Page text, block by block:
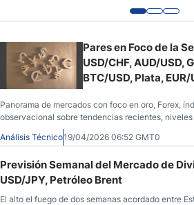
Pares en Foco de la
USD/CHF, AUD/USD,
BTC/USD, Plata, EUR/
Panorama de mercados con foco en oro, Forex,
observacional sobre tendencias recientes,
influyen en el comportamiento actual.
Análisis Técnico19/04/2026 06:52 GMT0
Previsión Semanal del Mercado de
USD/JPY, Petróleo Brent
El alto el fuego de dos semanas acordado entre